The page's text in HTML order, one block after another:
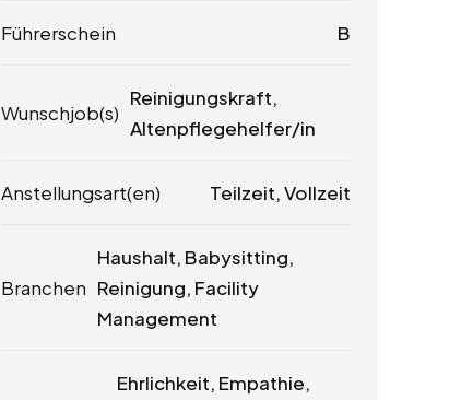
Führerschein B
Wunschjob(s)
Reinigungskraft,
Altenpflegehelfer/in
Anstellungsart(en) Teilzeit, Vollzeit
Branchen
Haushalt, Babysitting,
Reinigung, Facility
Management
Ehrlichkeit, Empathie,